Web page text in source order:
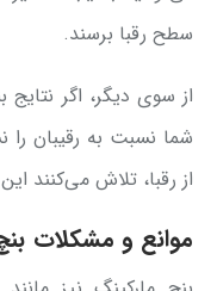
سطح رقبا برسند.
از سوی دیگر، اگر
شما نسبت به رقیبان را
از رقبا، تلاش می‌کنند
موانع و مشکلات